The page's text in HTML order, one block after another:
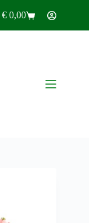
Winkelwagen
€ 0,00